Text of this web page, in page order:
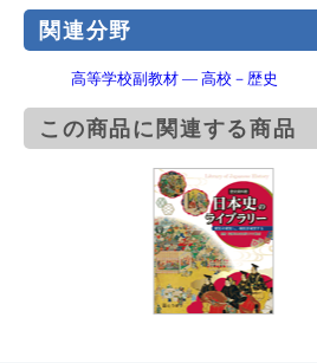
関連分野
高等学校副教材 ― 高校－歴史
この商品に関連する商品